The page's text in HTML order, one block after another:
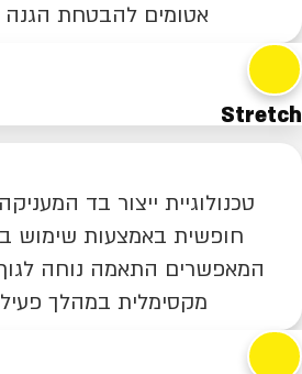
אטומים להבטחת הגנה
Stretch
טכנולוגיית ייצור בד
חופשית באמצעות שימוש
המאפשרים התאמה נוחה
מקסימלית במהלך